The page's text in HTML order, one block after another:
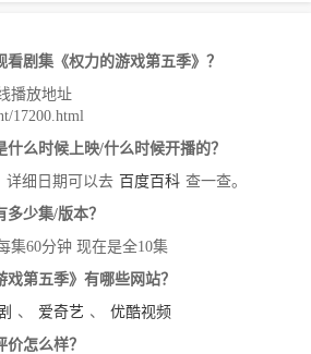
剧集《权力的游戏第五季》？
播放地址
17200.html
么时候上映/什么时候开播的？
详细日期可以去 百度百科 查一查。
少集/版本？
集60分钟 现在是全10集
第五季》有哪些网站？
、 爱奇艺 、
优酷视频
怎么样？